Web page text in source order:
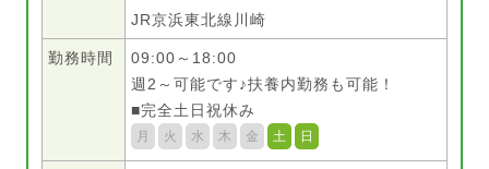
JR京浜東北線川崎
勤務時間
09:00～18:00
週2～可能です♪扶養内勤務も可能！
■完全土日祝休み
月 火 水 木 金 土 日